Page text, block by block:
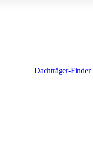
Dachträger-Finder